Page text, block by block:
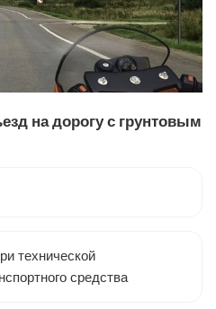
на дорогу с грунтовым
технической
средства